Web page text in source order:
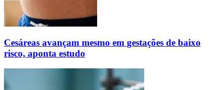
Cesáreas avançam mesmo em gestações de baixo
risco, aponta estudo